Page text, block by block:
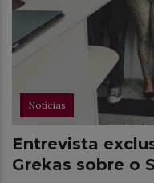
Notícias
Entrevista
Grekas sobre o